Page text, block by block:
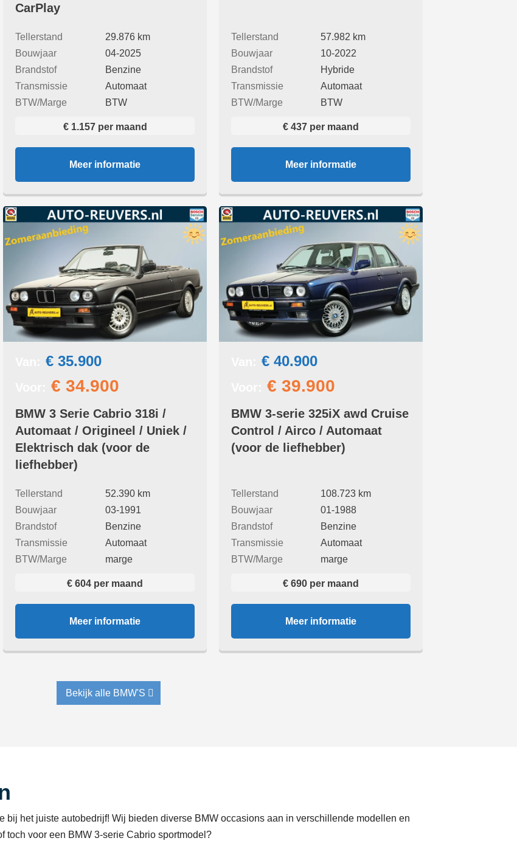
CarPlay
Tellerstand
29.876 km
Bouwjaar
04-2025
Brandstof
Benzine
Transmissie
Automaat
BTW/Marge
BTW
€ 1.157 per maand
Meer informatie
Tellerstand
57.982 km
Bouwjaar
10-2022
Brandstof
Hybride
Transmissie
Automaat
BTW/Marge
BTW
€ 437 per maand
Meer informatie
€ 35.900
€ 34.900
BMW 3 Serie Cabrio 318i /
Automaat / Origineel / Uniek /
Elektrisch dak (voor de
liefhebber)
Tellerstand
52.390 km
Bouwjaar
03-1991
Brandstof
Benzine
Transmissie
Automaat
BTW/Marge
marge
€ 604 per maand
Meer informatie
€ 40.900
€ 39.900
BMW 3-serie 325iX awd Cruise
Control / Airco / Automaat
(voor de liefhebber)
Tellerstand
108.723 km
Bouwjaar
01-1988
Brandstof
Benzine
Transmissie
Automaat
BTW/Marge
marge
€ 690 per maand
Meer informatie
Bekijk alle BMW'S
bij het juiste autobedrijf! Wij bieden diverse BMW occasions aan in verschillende modellen en
toch voor een BMW 3-serie Cabrio sportmodel?